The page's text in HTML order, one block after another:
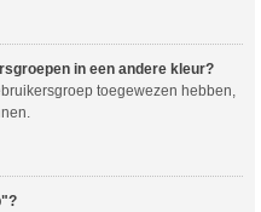
in een andere kleur?
toegewezen hebben,